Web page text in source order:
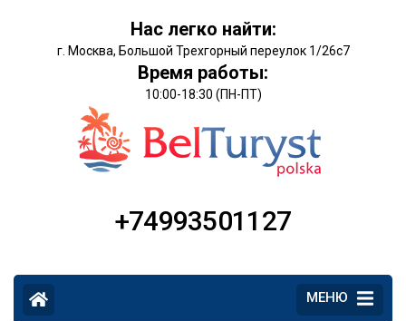
Нас легко найти:
г. Москва, Большой Трехгорный переулок 1/26с7
Время работы:
10:00-18:30 (ПН-ПТ)
+74993501127
МЕНЮ